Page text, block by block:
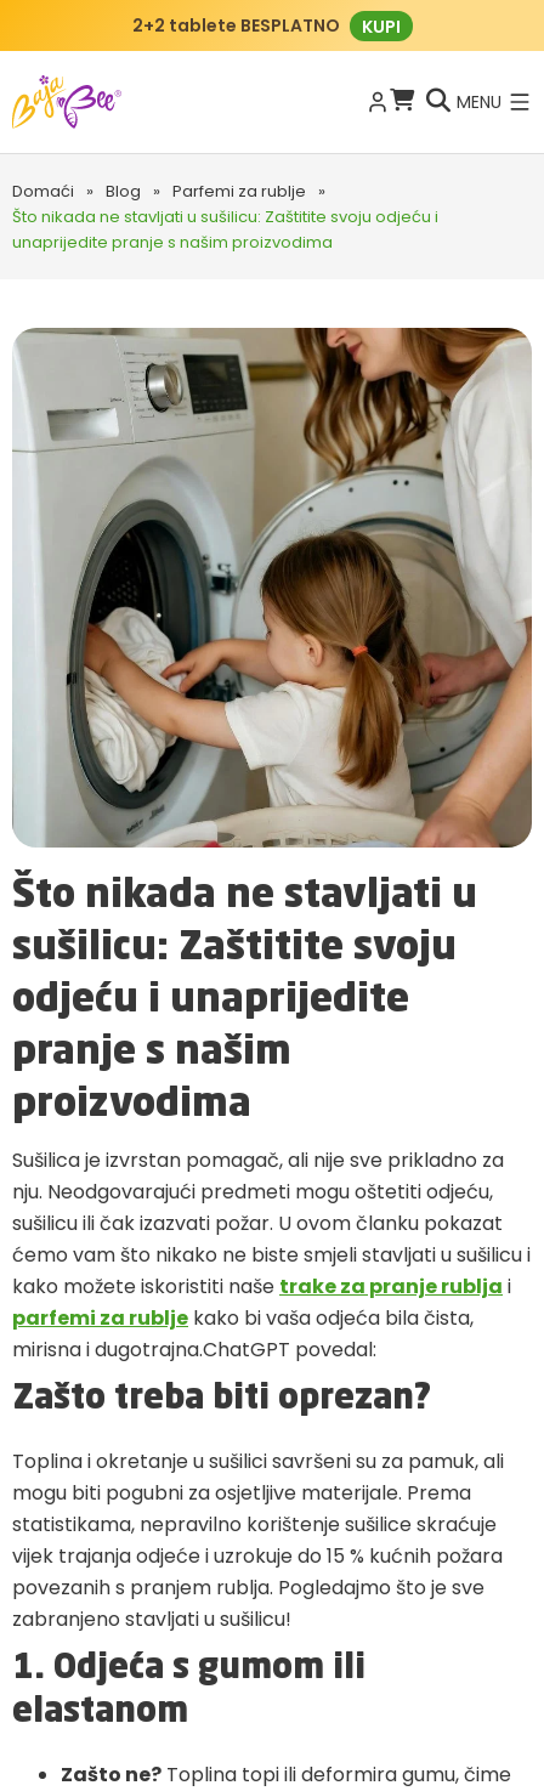
2+2 tablete BESPLATNO KUPI
MENU
Domaći » Blog » Parfemi za rublje
»
Što nikada ne stavljati u sušilicu: Zaštitite svoju odjeću i
unaprijedite pranje s našim proizvodima
Što nikada ne stavljati u
sušilicu: Zaštitite svoju
odjeću i unaprijedite
pranje s našim
proizvodima
Sušilica je izvrstan pomagač, ali nije sve prikladno za
nju. Neodgovarajući predmeti mogu oštetiti odjeću,
sušilicu ili čak izazvati požar. U ovom članku pokazat
ćemo vam što nikako ne biste smjeli stavljati u sušilicu i
kako možete iskoristiti naše trake za pranje rublja i
parfemi za rublje kako bi vaša odjeća bila čista,
mirisna i dugotrajna.ChatGPT povedal:
Zašto treba biti oprezan?
Toplina i okretanje u sušilici savršeni su za pamuk, ali
mogu biti pogubni za osjetljive materijale. Prema
statistikama, nepravilno korištenje sušilice skraćuje
vijek trajanja odjeće i uzrokuje do 15 % kućnih požara
povezanih s pranjem rublja. Pogledajmo što je sve
zabranjeno stavljati u sušilicu!
1. Odjeća s gumom ili
elastanom
Zašto ne? Toplina topi ili deformira gumu, čime